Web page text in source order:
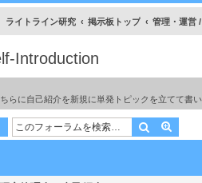
ライトライン研究 掲示板トップ 管理・運営
Introduction
らに自己紹介を新規に単発トピックを立てて書い
検索